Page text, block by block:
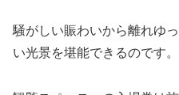
騒がしい賑わいから離れゆ
い光景を堪能できるのです。